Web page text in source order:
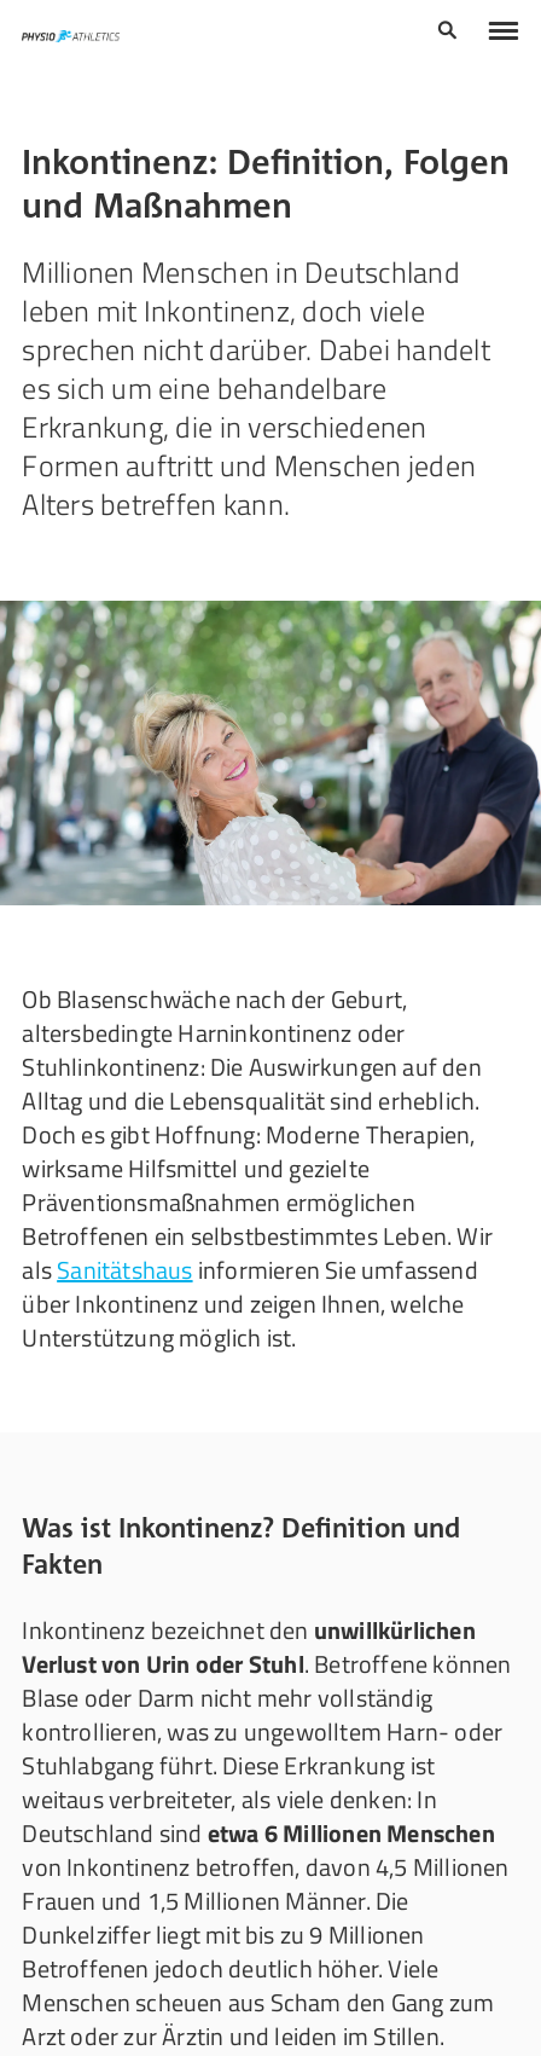
Inkontinenz: Definition, Folgen
und Maßnahmen
Millionen Menschen in Deutschland
leben mit Inkontinenz, doch viele
sprechen nicht darüber. Dabei handelt
es sich um eine behandelbare
Erkrankung, die in verschiedenen
Formen auftritt und Menschen jeden
Alters betreffen kann.
Ob Blasenschwäche nach der Geburt,
altersbedingte Harninkontinenz oder
Stuhlinkontinenz: Die Auswirkungen auf den
Alltag und die Lebensqualität sind erheblich.
Doch es gibt Hoffnung: Moderne Therapien,
wirksame Hilfsmittel und gezielte
Präventionsmaßnahmen ermöglichen
Betroffenen ein selbstbestimmtes Leben. Wir
alsSanitätshausinformieren Sie umfassend
über Inkontinenz und zeigen Ihnen, welche
Unterstützung möglich ist.
Was ist Inkontinenz? Definition und
Fakten
Inkontinenz bezeichnet den unwillkürlichen
Verlust von Urin oder Stuhl. Betroffene können
Blase oder Darm nicht mehr vollständig
kontrollieren, was zu ungewolltem Harn- oder
Stuhlabgang führt. Diese Erkrankung ist
weitaus verbreiteter, als viele denken: In
Deutschland sindetwa 6 Millionen Menschen
von Inkontinenz betroffen, davon 4,5 Millionen
Frauen und 1,5 Millionen Männer. Die
Dunkelziffer liegt mit bis zu 9 Millionen
Betroffenen jedoch deutlich höher. Viele
Menschen scheuen aus Scham den Gang zum
Arzt oder zur Ärztin und leiden im Stillen.